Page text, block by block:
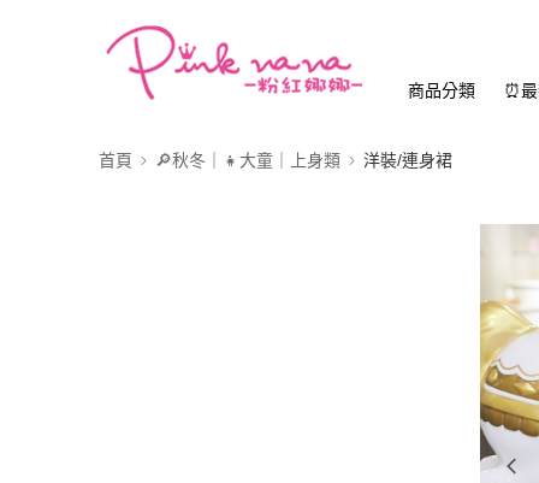
商品分類 ⏰
首頁 🔎秋冬｜👧大童｜上身類 洋裝/連身裙